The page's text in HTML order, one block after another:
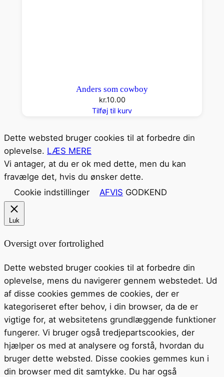
Anders som cowboy
kr.10.00
Tilføj til kurv
Dette websted bruger cookies til at forbedre din
oplevelse. LÆS MERE
Vi antager, at du er ok med dette, men du kan
fravælge det, hvis du ønsker dette.
Cookie indstillinger
AFVIS GODKEND
Luk
Oversigt over fortrolighed
Dette websted bruger cookies til at forbedre din
oplevelse, mens du navigerer gennem webstedet. Ud
af disse cookies gemmes de cookies, der er
kategoriseret efter behov, i din browser, da de er
vigtige for, at websitetens grundlæggende funktioner
fungerer. Vi bruger også tredjepartscookies, der
hjælper os med at analysere og forstå, hvordan du
bruger dette websted. Disse cookies gemmes kun i
din browser med dit samtykke. Du har også